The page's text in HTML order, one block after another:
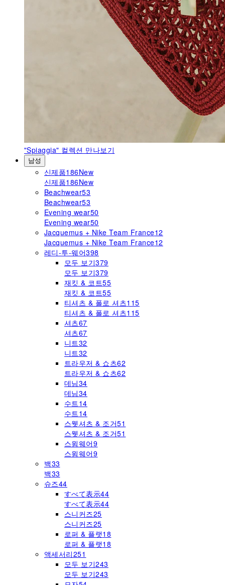
"Spiaggia" 컬렉션 만나보기
남성
신제품186New
신제품186New
Beachwear53
Beachwear53
Evening wear50
Evening wear50
Jacquemus + Nike Team France12
Jacquemus + Nike Team France12
레디-투-웨어398
모두 보기379
모두 보기379
재킷 & 코트55
재킷 & 코트55
티셔츠 & 폴로 셔츠115
티셔츠 & 폴로 셔츠115
셔츠67
셔츠67
니트32
니트32
트라우저 & 쇼츠62
트라우저 & 쇼츠62
데님34
데님34
수트14
수트14
스웻셔츠 & 조거51
스웻셔츠 & 조거51
스윔웨어9
스윔웨어9
백33
백33
슈즈44
すべて表示44
すべて表示44
스니커즈25
스니커즈25
로퍼 & 플랫18
로퍼 & 플랫18
액세서리251
모두 보기243
모두 보기243